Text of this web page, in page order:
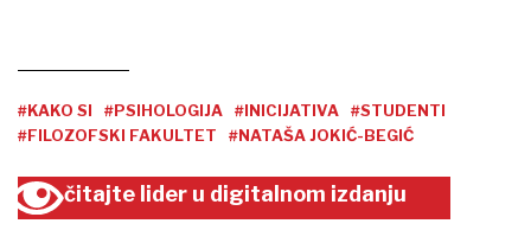
#KAKO SI #PSIHOLOGIJA #INICIJATIVA
#STUDENTI
#FILOZOFSKI FAKULTET
#NATAŠA JOKIĆ-BEGIĆ
čitajte lider u digitalnom izdanju